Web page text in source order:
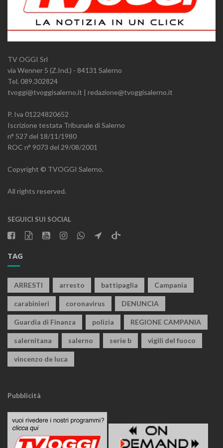
TV OGGI Srl
via Wenner 5 (Z.Ind.) - 84131 Salerno
Tel. 089.302824
tvoggi@tvoggisalerno.it | redazione@tvoggisalerno.it
P. Iva 01224820652
Iscrizione testata Tribunale di Salerno
n° 527 del 18/11/1980
ROC n° 9073 del 29/08/2001
Copyright © TVOGGI Salerno.
All rights reserved.
SEGUICI SUI SOCIAL
TAG
ARRESTI arresto battipaglia Campania
carabinieri coronavirus DENUNCIA
Guardia di Finanza polizia REGIONE CAMPANIA
salernitana salerno serie b vigili del fuoco
vincenzo de luca
Pubblicità